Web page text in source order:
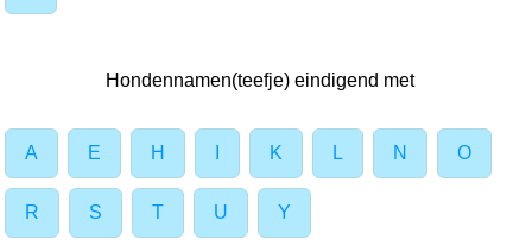
Hondennamen(teefje) eindigend met
A E H K L N O
R S T U Y